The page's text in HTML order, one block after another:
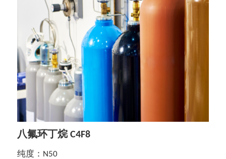
安全与品质
人才与发展
联系我们
八氟环丁烷 C4F8
纯度：N50